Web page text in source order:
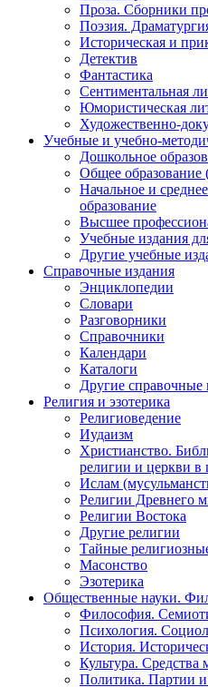
Проза. Сборники
Поэзия.
Историческая и
Детектив
Фантастика
Сентиментальная
Юмористическая
Художественно-
Учебные и учебно-
Дошкольное
Общее образование
Начальное и
образование
Высшее
Учебные издания
Другие учебные
Справочные издания
Энциклопедии
Словари
Разговорники
Справочники
Календари
Каталоги
Другие справочные
Религия и эзотерика
Религиоведение
Иудаизм
Христианство.
религии и церкви в
Ислам
Религии Древнего
Религии Востока
Другие религии
Тайные
Масонство
Эзотерика
Общественные науки.
Философия.
Психология.
История.
Культура.
Политика. Партии